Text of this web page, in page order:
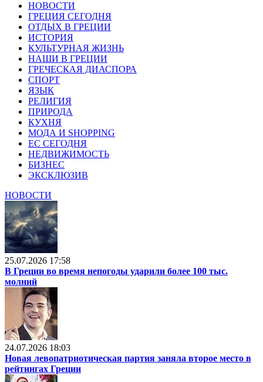
НОВОСТИ
ГРЕЦИЯ СЕГОДНЯ
ОТДЫХ В ГРЕЦИИ
ИСТОРИЯ
КУЛЬТУРНАЯ ЖИЗНЬ
НАШИ В ГРЕЦИИ
ГРЕЧЕСКАЯ ДИАСПОРА
СПОРТ
ЯЗЫК
РЕЛИГИЯ
ПРИРОДА
КУХНЯ
МОДА И SHOPPING
ЕС СЕГОДНЯ
НЕДВИЖИМОСТЬ
БИЗНЕС
ЭКСКЛЮЗИВ
НОВОСТИ
25.07.2026 17:58
В Греции во время непогоды ударили более 100 тыс.
молний
24.07.2026 18:03
Новая левопатриотическая партия заняла второе место в
рейтингах Греции